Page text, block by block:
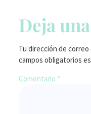
Deja
Tu dirección de
campos obligatorios
Comentario *